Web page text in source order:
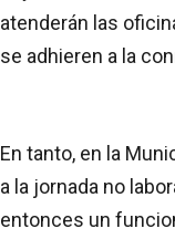
atenderán las
se adhieren a la
En tanto, en la
a la jornada no
entonces un